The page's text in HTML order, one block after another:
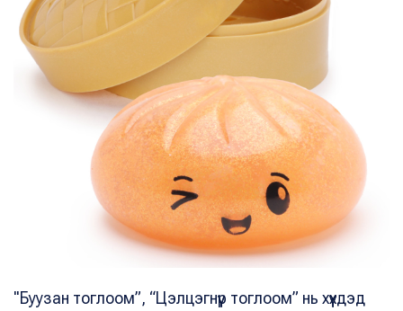
"Буузан тоглоом”, “Цэлцэгнүүр тоглоом” нь хүүхдэд